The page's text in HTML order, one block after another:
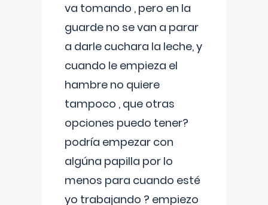
va tomando , pero en la
guarde no se van a parar
a darle cuchara la leche, y
cuando le empieza el
hambre no quiere
tampoco , que otras
opciones puedo tener?
podría empezar con
algúna papilla por lo
menos para cuando esté
yo trabajando ? empiezo